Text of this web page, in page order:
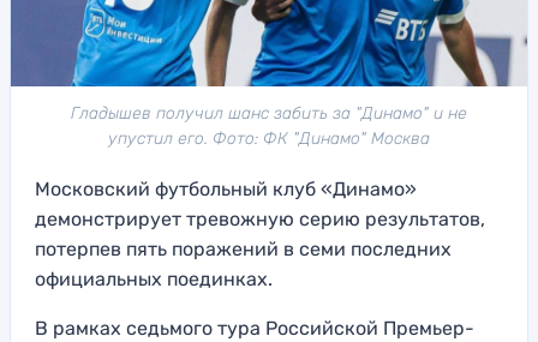
Гладышев получил шанс забить за "Динамо" и не
упустил его. Фото: ФК "Динамо" Москва
Московский футбольный клуб «Динамо»
демонстрирует тревожную серию результатов,
потерпев пять поражений в семи последних
официальных поединках.
В рамках седьмого тура Российской Премьер-